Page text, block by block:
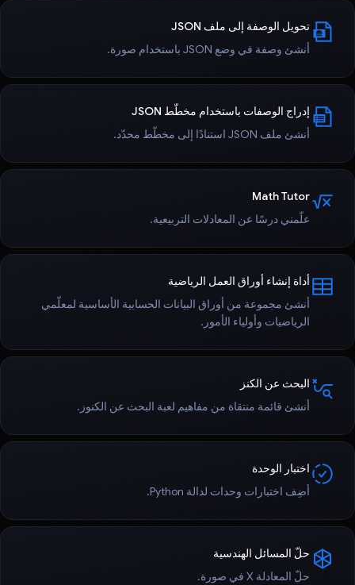
تحويل الوصفة إلى ملف JSON
أنشئ وصفة في وضع JSON باستخدام صورة.
إدراج الوصفات باستخدام مخطّط JSON
أنشئ ملف JSON استنادًا إلى مخطّط محدّد.
Math Tutor
علّمني درسًا عن المعادلات التربيعية.
أداة إنشاء أوراق العمل الرياضية
أنشئ مجموعة من أوراق البيانات الحسابية الأساسية لمعلّمي
الرياضيات وأولياء الأمور.
البحث عن الكنز
أنشئ قائمة منتقاة من مفاهيم لعبة البحث عن الكنوز.
اختبار الوحدة
أضِف اختبارات وحدات لدالة Python.
حلّ المسائل الهندسية
حلّ المعادلة X في صورة.